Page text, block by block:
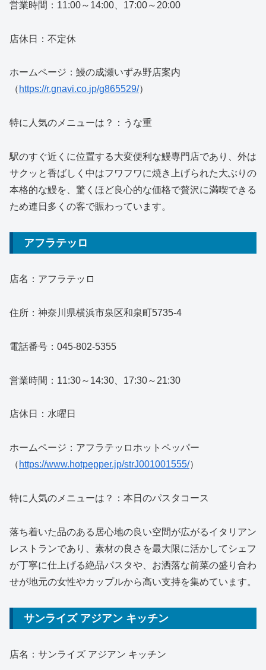
営業時間：11:00～14:00、17:00～20:00
店休日：不定休
ホームページ：鰻の成瀬いずみ野店案内
（ https://r.gnavi.co.jp/g865529/）
特に人気のメニューは？：うな重
駅のすぐ近くに位置する大変便利な鰻専門店であり、外は
サクッと香ばしく中はフワフワに焼き上げられた大ぶりの
本格的な鰻を、驚くほど良心的な価格で贅沢に満喫できる
ため連日多くの客で賑わっています。
アフラテッロ
店名：アフラテッロ
住所：神奈川県横浜市泉区和泉町5735-4
電話番号：045-802-5355
営業時間：11:30～14:30、17:30～21:30
店休日：水曜日
ホームページ：アフラテッロホットペッパー
（ https://www.hotpepper.jp/strJ001001555/）
特に人気のメニューは？：本日のパスタコース
落ち着いた品のある居心地の良い空間が広がるイタリアン
レストランであり、素材の良さを最大限に活かしてシェフ
が丁寧に仕上げる絶品パスタや、お洒落な前菜の盛り合わ
せが地元の女性やカップルから高い支持を集めています。
サンライズ アジアン キッチン
店名：サンライズ アジアン キッチン